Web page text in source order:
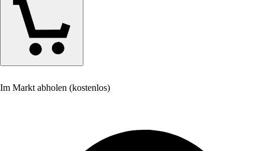
Im Markt abholen (kostenlos)